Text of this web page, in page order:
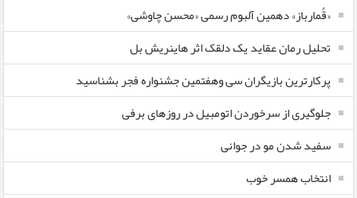
«قُمارباز» دهمین آلبوم رسمی «محسن چاوشی»
تحلیل رمان عقاید یک دلقک اثر هاینریش بل
پرکارترین بازیگران سی وهفتمین جشنواره فجر بشناسید
جلوگیری از سرخوردن اتومبیل در روزهای برفی
سفید شدن مو در جوانی
انتخاب همسر خوب